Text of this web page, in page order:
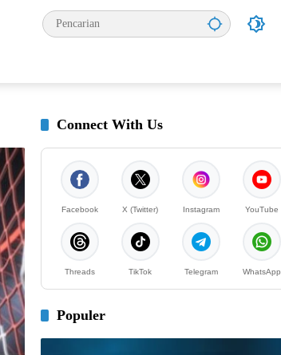
Connect With Us
Facebook X (Twitter) Instagram YouTube
Threads TikTok Telegram WhatsApp
Populer